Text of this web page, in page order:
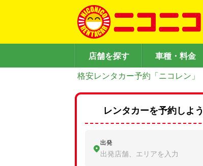
店舗を探す 車種・料金
格安レンタカー予約「ニコレン」
レンタカーを予約しよう
出発
出発店舗、エリアを入力